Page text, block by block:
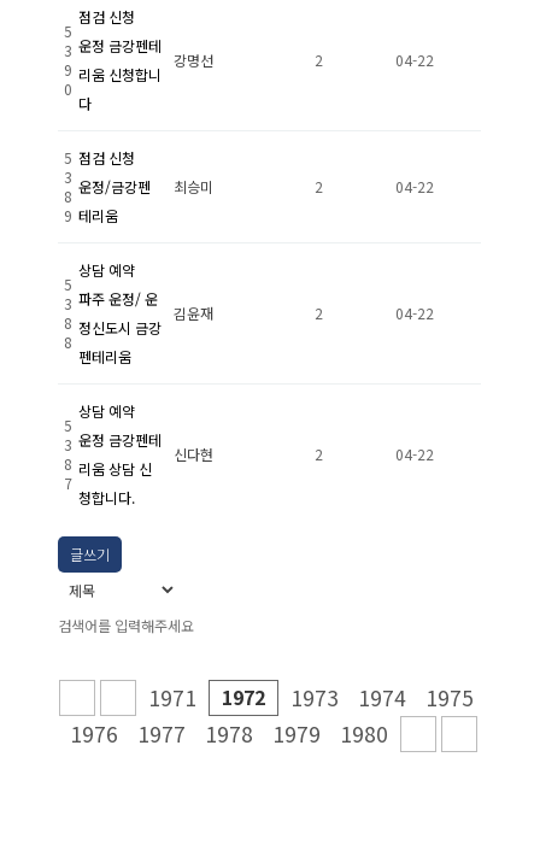
5
3
9
0
점검 신청
운정 금강펜테
리움 신청합니
다
강명선 2 04-22
5
3
8
9
점검 신청
운정/금강펜
테리움
최승미 2 04-22
5
3
8
8
상담 예약
파주 운정/ 운
정신도시 금강
펜테리움
김윤재 2 04-22
5
3
8
7
상담 예약
운정 금강펜테
리움 상담 신
청합니다.
신다현 2 04-22
글쓰기
1971 1972 1973 1974
1975
1976
1977 1978 1979 1980